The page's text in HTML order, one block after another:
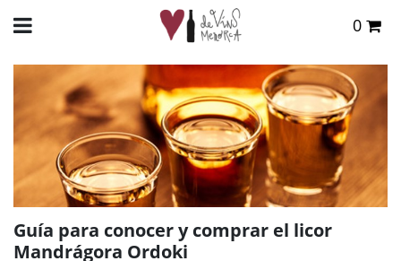
0
VER CESTA
Guía para conocer y comprar el licor
Mandrágora Ordoki